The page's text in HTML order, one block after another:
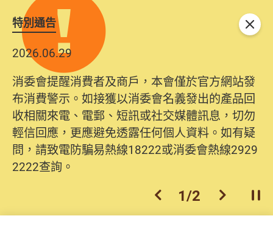
特別通告
2026.06.29
消委會提醒消費者及商戶，本會僅於官方網站發
布消費警示。如接獲以消委會名義發出的產品回
收相關來電、電郵、短訊或社交媒體訊息，切勿
輕信回應，更應避免透露任何個人資料。如有疑
問，請致電防騙易熱線18222或消委會熱線2929
2222查詢。
上一個
1/2 下一個開
關閉